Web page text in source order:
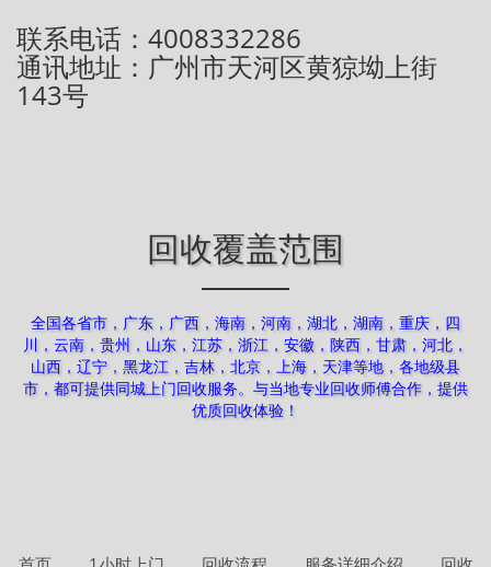
联系电话：4008332286
通讯地址：广州市天河区黄猄坳上街
143号
回收覆盖范围
全国各省市，广东，广西，海南，河南，湖北，湖南，重庆，四
川，云南，贵州，山东，江苏，浙江，安徽，陕西，甘肃，河北，
山西，辽宁，黑龙江，吉林，北京，上海，天津等地，各地级县
市，都可提供同城上门回收服务。与当地专业回收师傅合作，提供
优质回收体验！